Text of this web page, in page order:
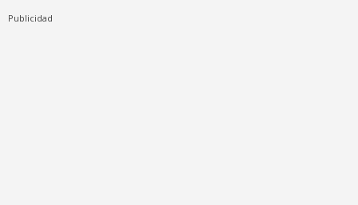
Publicidad